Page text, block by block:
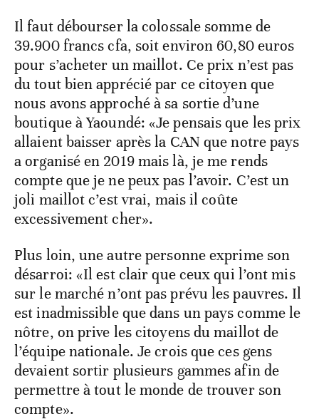
Il faut débourser la colossale somme de
39.900 francs cfa, soit environ 60,80 euros
pour s’acheter un maillot. Ce prix n’est pas
du tout bien apprécié par ce citoyen que
nous avons approché à sa sortie d’une
boutique à Yaoundé: «Je pensais que les prix
allaient baisser après la CAN que notre pays
a organisé en 2019 mais là, je me rends
compte que je ne peux pas l’avoir. C’est un
joli maillot c’est vrai, mais il coûte
excessivement cher».
Plus loin, une autre personne exprime son
désarroi: «Il est clair que ceux qui l’ont mis
sur le marché n’ont pas prévu les pauvres. Il
est inadmissible que dans un pays comme le
nôtre, on prive les citoyens du maillot de
l’équipe nationale. Je crois que ces gens
devaient sortir plusieurs gammes afin de
permettre à tout le monde de trouver son
compte».